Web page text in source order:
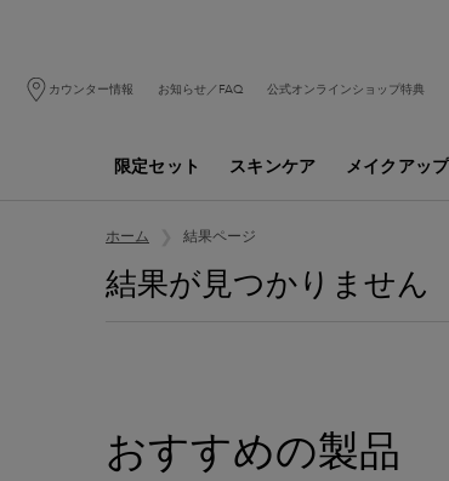
カウンター情報 お知らせ／FAQ 公式オンラインショップ特典
限定セット スキンケア メイクアップ
ホーム 結果ページ
結果が見つかりません
おすすめの製品